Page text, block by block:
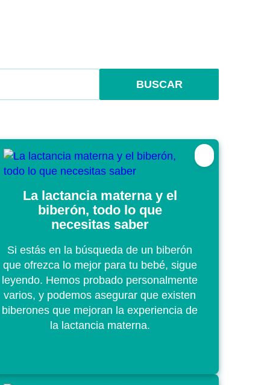
La lactancia materna y el
biberón, todo lo que
necesitas saber
Si estás en la búsqueda de un biberón
que ofrezca lo mejor para tu bebé, sigue
leyendo. Hemos probado personalmente
varios, y podemos asegurar que existen
biberones que mejoran la experiencia de
la lactancia materna.